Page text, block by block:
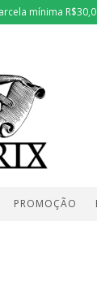
mínima
PROMOÇÃO